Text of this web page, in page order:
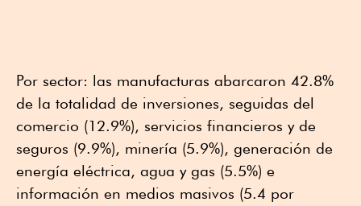
Por sector: las manufacturas abarcaron 42.8%
de la totalidad de inversiones, seguidas del
comercio (12.9%), servicios financieros y de
seguros (9.9%), minería (5.9%), generación de
energía eléctrica, agua y gas (5.5%) e
información en medios masivos (5.4 por